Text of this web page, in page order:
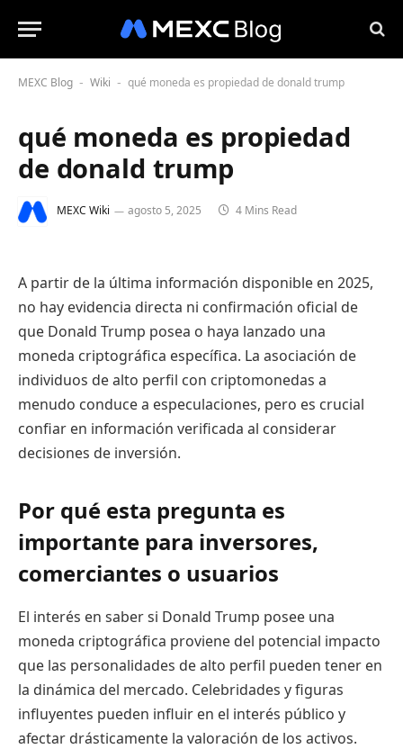
MEXC Blog - Wiki - qué moneda es propiedad de donald trump
qué moneda es propiedad
de donald trump
MEXC Wiki agosto 5, 2025 4 Mins Read
A partir de la última información disponible en 2025,
no hay evidencia directa ni confirmación oficial de
que Donald Trump posea o haya lanzado una
moneda criptográfica específica. La asociación de
individuos de alto perfil con criptomonedas a
menudo conduce a especulaciones, pero es crucial
confiar en información verificada al considerar
decisiones de inversión.
Por qué esta pregunta es
importante para inversores,
comerciantes o usuarios
El interés en saber si Donald Trump posee una
moneda criptográfica proviene del potencial impacto
que las personalidades de alto perfil pueden tener en
la dinámica del mercado. Celebridades y figuras
influyentes pueden influir en el interés público y
afectar drásticamente la valoración de los activos.